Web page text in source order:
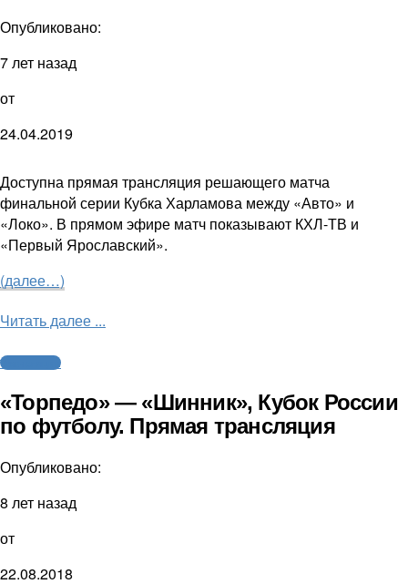
Опубликовано:
7 лет назад
от
24.04.2019
Доступна прямая трансляция решающего матча
финальной серии Кубка Харламова между «Авто» и
«Локо». В прямом эфире матч показывают КХЛ-ТВ и
«Первый Ярославский».
(далее…)
Читать далее ...
Трансляции
«Торпедо» — «Шинник», Кубок России
по футболу. Прямая трансляция
Опубликовано:
8 лет назад
от
22.08.2018